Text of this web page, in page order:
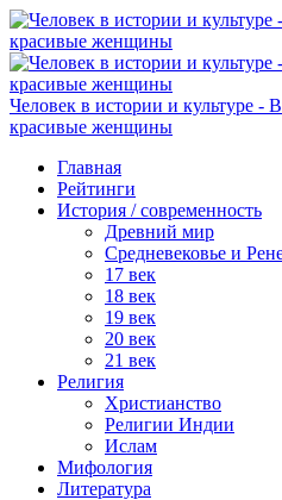
Человек в истории и культуре
красивые женщины
Главная
Рейтинги
История / современность
Древний мир
Средневековье и
17 век
18 век
19 век
20 век
21 век
Религия
Христианство
Религии Индии
Ислам
Мифология
Литература